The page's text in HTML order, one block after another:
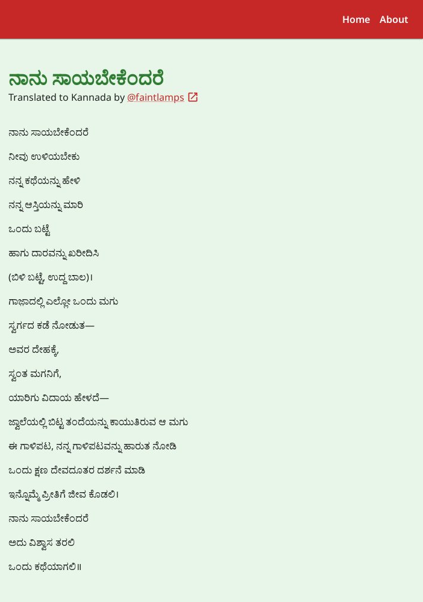
Home About
ನಾನು ಸಾಯಬೇಕೆಂದರೆ
Translated to Kannada by @faintlamps
ನಾನು ಸಾಯಬೇಕೆಂದರೆ
ನೀವು ಉಳಿಯಬೇಕು
ನನ್ನ ಕಥೆಯನ್ನು ಹೇಳಿ
ನನ್ನ ಆಸ್ತಿಯನ್ನು ಮಾರಿ
ಒಂದು ಬಟ್ಟೆ
ಹಾಗು ದಾರವನ್ನು ಖರೀದಿಸಿ
(ಬಿಳಿ ಬಟ್ಟೆ, ಉದ್ದ ಬಾಲ)।
ಗಾಜ಼ಾದಲ್ಲಿ ಎಲ್ಲೋ ಒಂದು ಮಗು
ಸ್ವರ್ಗದ ಕಡೆ ನೋಡುತ—
ಅವರ ದೇಹಕ್ಕೆ,
ಸ್ವಂತ ಮಗನಿಗೆ,
ಯಾರಿಗು ವಿದಾಯ ಹೇಳದೆ—
ಜ್ವಾಲೆಯಲ್ಲಿ ಬಿಟ್ಟ ತಂದೆಯನ್ನು ಕಾಯುತಿರುವ ಆ ಮಗು
ಈ ಗಾಳಿಪಟ, ನನ್ನ ಗಾಳಿಪಟವನ್ನು ಹಾರುತ ನೋಡಿ
ಒಂದು ಕ್ಷಣ ದೇವದೂತರ ದರ್ಶನೆ ಮಾಡಿ
ಇನ್ನೊಮ್ಮೆ ಪ್ರೀತಿಗೆ ಜೀವ ಕೊಡಲಿ।
ನಾನು ಸಾಯಬೇಕೆಂದರೆ
ಅದು ವಿಶ್ವಾಸ ತರಲಿ
ಒಂದು ಕಥೆಯಾಗಲಿ॥